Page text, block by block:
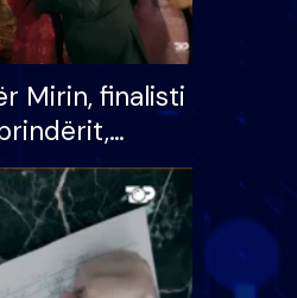
Mirin, finalisti
letër divorci